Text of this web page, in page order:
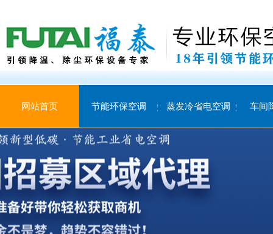
网站首页 节能环保空调 蒸发冷省电空调 车间